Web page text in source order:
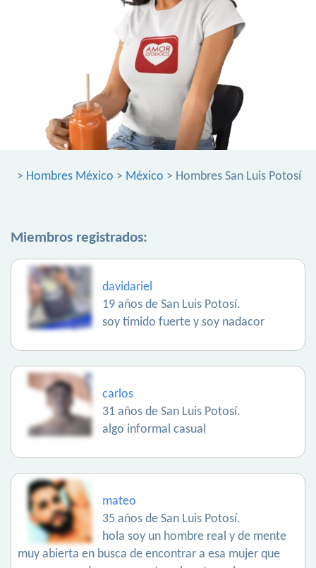
> Hombres México > México > Hombres San Luis Potosí
Miembros registrados:
davidariel
19 años de San Luis Potosí.
soy tímido fuerte y soy nadacor
carlos
31 años de San Luis Potosí.
algo informal casual
mateo
35 años de San Luis Potosí.
hola soy un hombre real y de mente
muy abierta en busca de encontrar a esa mujer que